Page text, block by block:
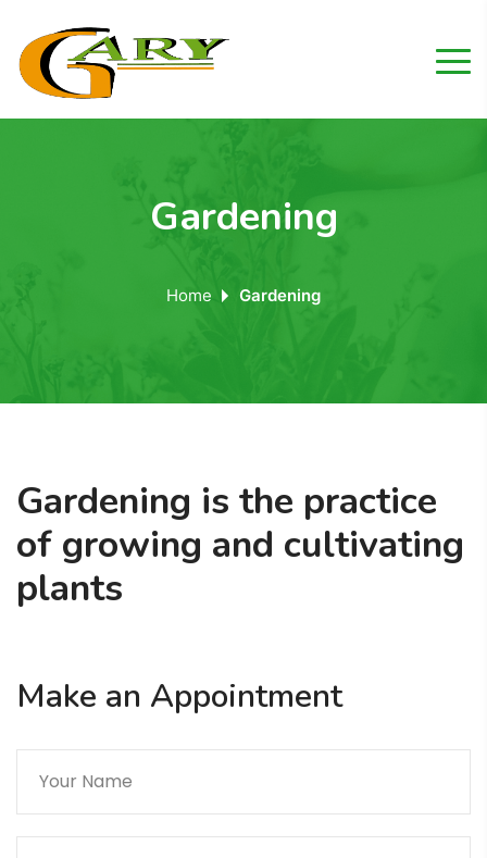
Gardening
Home Gardening
Gardening is the practice
of growing and cultivating
plants
Make an Appointment